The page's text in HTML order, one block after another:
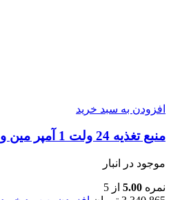
افزودن به سبد خرید
منبع تغذیه 24 ولت 1 آمپر مین ول مدل MDR-20-24
موجود در انبار
نمره 5.00 از 5